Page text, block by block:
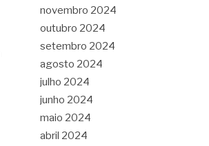
novembro 2024
outubro 2024
setembro 2024
agosto 2024
julho 2024
junho 2024
maio 2024
abril 2024